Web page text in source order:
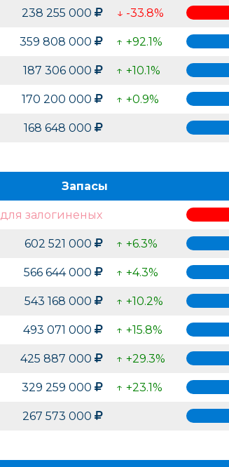
238 255 000 ↓ -33.8%
359 808 000 ↑ +92.1%
187 306 000 ↑ +10.1%
170 200 000 ↑ +0.9%
168 648 000
Запасы
для залогиненых
602 521 000 ↑ +6.3%
566 644 000 ↑ +4.3%
543 168 000 ↑ +10.2%
493 071 000 ↑ +15.8%
425 887 000 ↑ +29.3%
329 259 000 ↑ +23.1%
267 573 000